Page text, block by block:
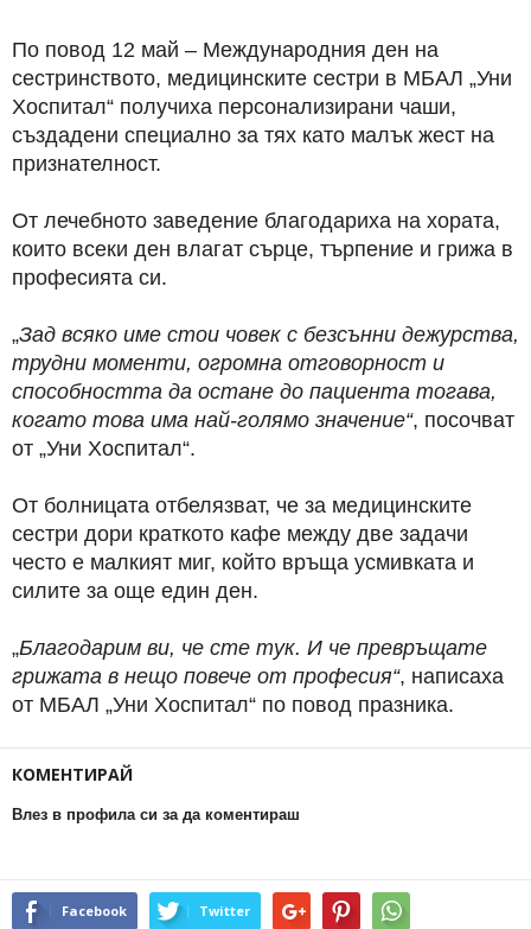
По повод 12 май – Международния ден на
сестринството, медицинските сестри в МБАЛ „Уни
Хоспитал“ получиха персонализирани чаши,
създадени специално за тях като малък жест на
признателност.
От лечебното заведение благодариха на хората,
които всеки ден влагат сърце, търпение и грижа в
професията си.
„Зад всяко име стои човек с безсънни дежурства,
трудни моменти, огромна отговорност и
способността да остане до пациента тогава,
когато това има най-голямо значение“, посочват
от „Уни Хоспитал“.
От болницата отбелязват, че за медицинските
сестри дори краткото кафе между две задачи
често е малкият миг, който връща усмивката и
силите за още един ден.
„Благодарим ви, че сте тук. И че превръщате
грижата в нещо повече от професия“, написаха
от МБАЛ „Уни Хоспитал“ по повод празника.
КОМЕНТИРАЙ
Влез в профила си за да коментираш
Facebook Twitter